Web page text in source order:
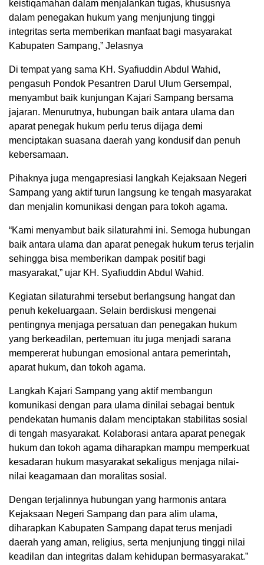
keistiqamahan dalam menjalankan tugas, khususnya
dalam penegakan hukum yang menjunjung tinggi
integritas serta memberikan manfaat bagi masyarakat
Kabupaten Sampang,” Jelasnya
Di tempat yang sama KH. Syafiuddin Abdul Wahid,
pengasuh Pondok Pesantren Darul Ulum Gersempal,
menyambut baik kunjungan Kajari Sampang bersama
jajaran. Menurutnya, hubungan baik antara ulama dan
aparat penegak hukum perlu terus dijaga demi
menciptakan suasana daerah yang kondusif dan penuh
kebersamaan.
Pihaknya juga mengapresiasi langkah Kejaksaan Negeri
Sampang yang aktif turun langsung ke tengah masyarakat
dan menjalin komunikasi dengan para tokoh agama.
“Kami menyambut baik silaturahmi ini. Semoga hubungan
baik antara ulama dan aparat penegak hukum terus terjalin
sehingga bisa memberikan dampak positif bagi
masyarakat,” ujar KH. Syafiuddin Abdul Wahid.
Kegiatan silaturahmi tersebut berlangsung hangat dan
penuh kekeluargaan. Selain berdiskusi mengenai
pentingnya menjaga persatuan dan penegakan hukum
yang berkeadilan, pertemuan itu juga menjadi sarana
mempererat hubungan emosional antara pemerintah,
aparat hukum, dan tokoh agama.
Langkah Kajari Sampang yang aktif membangun
komunikasi dengan para ulama dinilai sebagai bentuk
pendekatan humanis dalam menciptakan stabilitas sosial
di tengah masyarakat. Kolaborasi antara aparat penegak
hukum dan tokoh agama diharapkan mampu memperkuat
kesadaran hukum masyarakat sekaligus menjaga nilai-
nilai keagamaan dan moralitas sosial.
Dengan terjalinnya hubungan yang harmonis antara
Kejaksaan Negeri Sampang dan para alim ulama,
diharapkan Kabupaten Sampang dapat terus menjadi
daerah yang aman, religius, serta menjunjung tinggi nilai
keadilan dan integritas dalam kehidupan bermasyarakat.”